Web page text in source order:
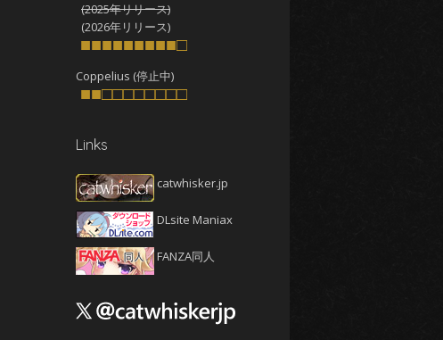
2025年8月(5)
2025年7月(4)
(4)
2025年5月(5)
2025年3月
2025年2月(4)
2025年1月(5)
2024年12月(5)
2024年11月(5)
2024年9月(4)
(2025年リリース)
(2026年リリース)
■■■■■■■■■□
Coppelius (停止中)
■■□□□□□□□□
Links
catwhisker.jp
DLsite Maniax
FANZA同人